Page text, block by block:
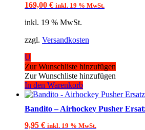
169,00 € inkl. 19 % MwSt.
inkl. 19 % MwSt.
zzgl. Versandkosten
U
Zur Wunschliste hinzufügen
Zur Wunschliste hinzufügen
In den Warenkorb
Bandito – Airhockey Pusher
9,95 € inkl. 19 % MwSt.